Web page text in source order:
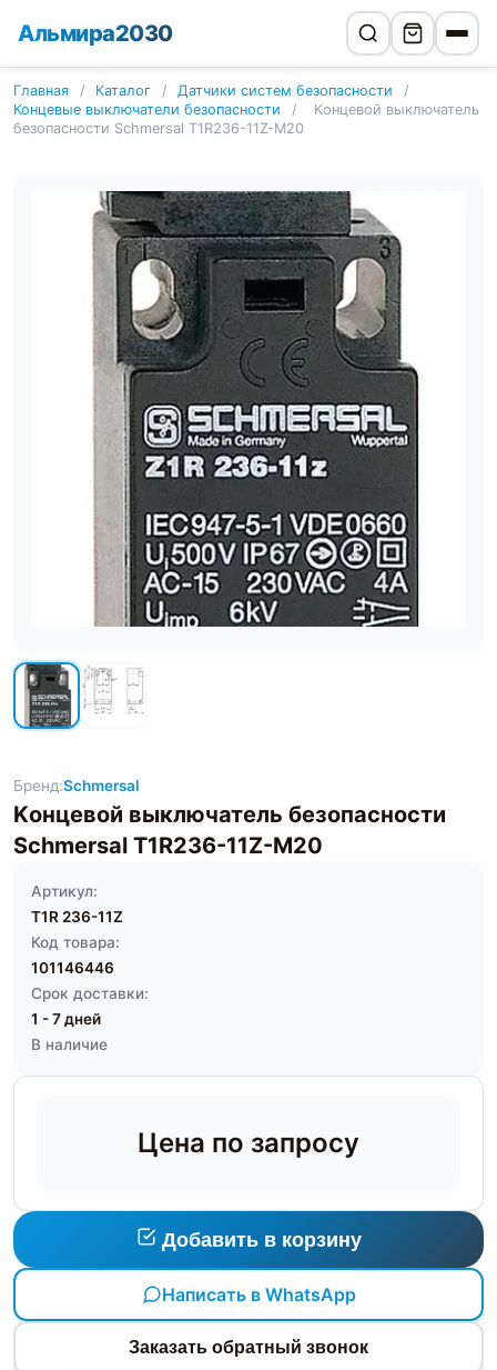
Альмира2030
Главная / Каталог / Датчики систем безопасности
/
Концевые выключатели безопасности
/
Kонцевой выключатель
безопасности Schmersal T1R236-11Z-M20
Бренд:Schmersal
Kонцевой выключатель безопасности
Schmersal T1R236-11Z-M20
Артикул:
T1R 236-11Z
Код товара:
101146446
Срок доставки:
1 - 7 дней
В наличие
Цена по запросу
Добавить в корзину
Написать в WhatsApp
Заказать обратный звонок